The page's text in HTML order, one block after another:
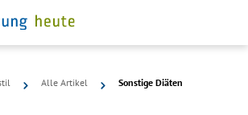
Alle Artikel
Sonstige Diäten